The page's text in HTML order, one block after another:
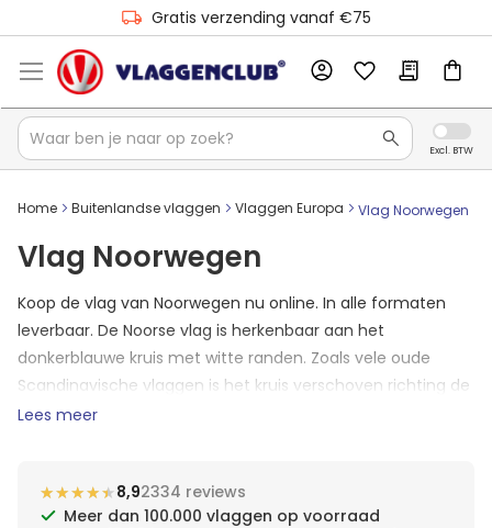
Meer dan 100.000 vlaggen op voorraad
Gratis verzending vanaf €75
Home Buitenlandse vlaggen Vlaggen Europa Vlag Noorwegen
Vlag Noorwegen
Koop de vlag van Noorwegen nu online. In alle formaten
leverbaar. De Noorse vlag is herkenbaar aan het
donkerblauwe kruis met witte randen. Zoals vele oude
Scandinavische vlaggen is het kruis verschoven richting de
vlaggenmast. Wil je laten zien dat je trots bent op de vlag
Lees meer
★★★★★
★★★★★8,92334 reviews
Meer dan 100.000 vlaggen op voorraad